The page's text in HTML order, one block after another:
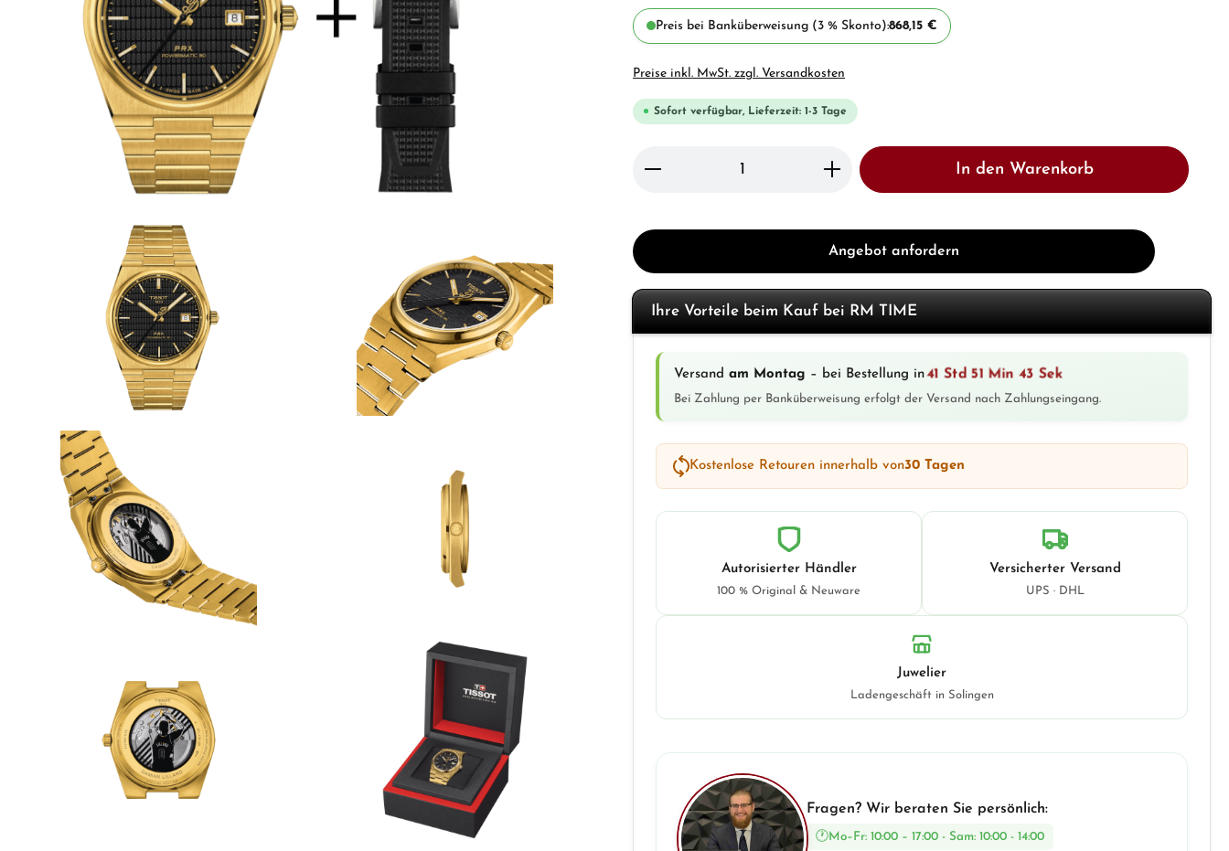
Preis bei Banküberweisung (3 % Skonto):868,15 €
Preise inkl. MwSt. zzgl. Versandkosten
Sofort verfügbar, Lieferzeit: 1-3 Tage
Produkt Anzahl: Gib den gewünschten Wert ein oder
In den Warenkorb
Angebot anfordern
Ihre Vorteile beim Kauf bei RM TIME
Versand am Montag – bei Bestellung in41 Std 51 Min 42 Sek
Bei Zahlung per Banküberweisung erfolgt der Versand nach Zahlungseingang.
Kostenlose Retouren innerhalb von30 Tagen
Autorisierter Händler
100 % Original & Neuware
Versicherter Versand
UPS · DHL
Juwelier
Ladengeschäft in Solingen
Fragen? Wir beraten Sie persönlich:
Mo–Fr: 10:00 – 17:00 - Sam: 10:00 - 14:00